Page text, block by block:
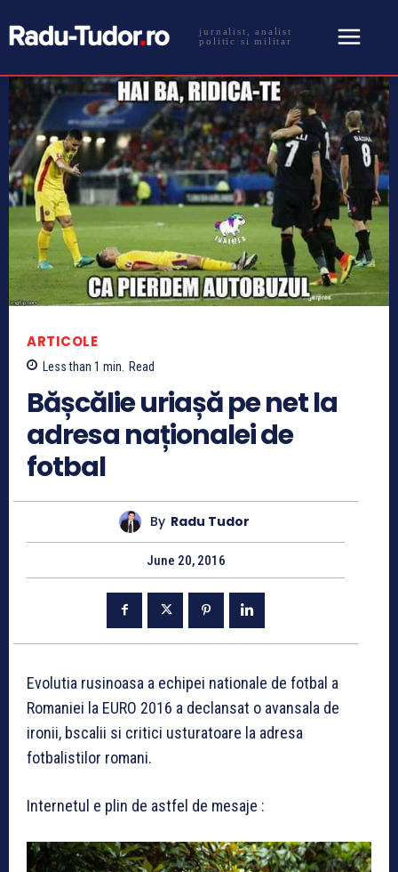
jurnalist, analist
politic si militar
ARTICOLE
Less than 1 min. Read
Bășcălie uriașă pe net la
adresa naționalei de
fotbal
By Radu Tudor
June 20, 2016
Evolutia rusinoasa a echipei nationale de fotbal a
Romaniei la EURO 2016 a declansat o avansala de
ironii, bscalii si critici usturatoare la adresa
fotbalistilor romani.
Internetul e plin de astfel de mesaje :